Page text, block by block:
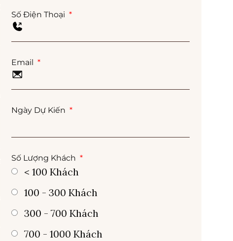
Số Điện Thoại
Email
Ngày Dự Kiến
Số Lượng Khách
< 100 Khách
100 - 300 Khách
300 - 700 Khách
700 - 1000 Khách